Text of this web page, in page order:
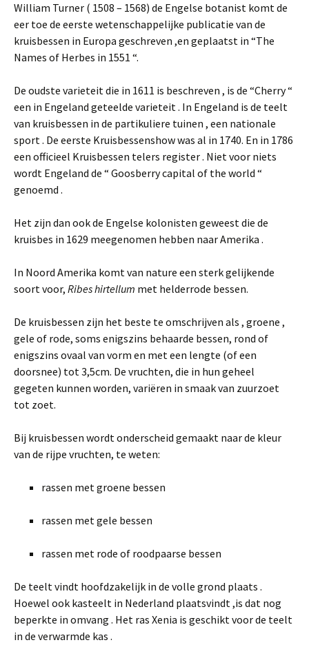
William Turner ( 1508 – 1568) de Engelse botanist komt de
eer toe de eerste wetenschappelijke publicatie van de
kruisbessen in Europa geschreven ,en geplaatst in “The
Names of Herbes in 1551 “.
De oudste varieteit die in 1611 is beschreven , is de “Cherry “
een in Engeland geteelde varieteit . In Engeland is de teelt
van kruisbessen in de partikuliere tuinen , een nationale
sport . De eerste Kruisbessenshow was al in 1740. En in 1786
een officieel Kruisbessen telers register . Niet voor niets
wordt Engeland de “ Goosberry capital of the world “
genoemd .
Het zijn dan ook de Engelse kolonisten geweest die de
kruisbes in 1629 meegenomen hebben naar Amerika .
In Noord Amerika komt van nature een sterk gelijkende
soort voor, Ribes hirtellum met helderrode bessen.
De kruisbessen zijn het beste te omschrijven als , groene ,
gele of rode, soms enigszins behaarde bessen, rond of
enigszins ovaal van vorm en met een lengte (of een
doorsnee) tot 3,5cm. De vruchten, die in hun geheel
gegeten kunnen worden, variëren in smaak van zuurzoet
tot zoet.
Bij kruisbessen wordt onderscheid gemaakt naar de kleur
van de rijpe vruchten, te weten:
rassen met groene bessen
rassen met gele bessen
rassen met rode of roodpaarse bessen
De teelt vindt hoofdzakelijk in de volle grond plaats .
Hoewel ook kasteelt in Nederland plaatsvindt ,is dat nog
beperkte in omvang . Het ras Xenia is geschikt voor de teelt
in de verwarmde kas .